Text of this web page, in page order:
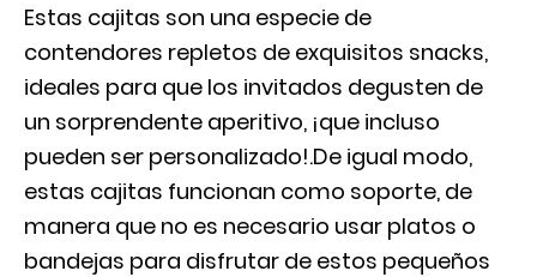
Estas cajitas son una especie de
contendores repletos de exquisitos snacks,
ideales para que los invitados degusten de
un sorprendente aperitivo, ¡que incluso
pueden ser personalizado!.De igual modo,
estas cajitas funcionan como soporte, de
manera que no es necesario usar platos o
bandejas para disfrutar de estos pequeños